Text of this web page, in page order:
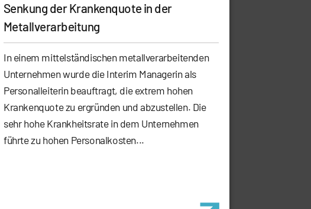
Senkung der Krankenquote in der
Metallverarbeitung
In einem mittelständischen metallverarbeitenden
Unternehmen wurde die Interim Managerin als
Personalleiterin beauftragt, die extrem hohen
Krankenquote zu ergründen und abzustellen. Die
sehr hohe Krankheitsrate in dem Unternehmen
führte zu hohen Personalkosten...